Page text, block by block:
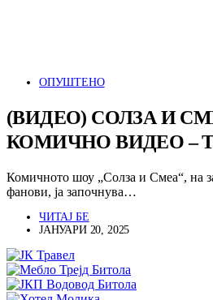
ОПУШТЕНО
(ВИДЕО) СОЛЗА И
КОМИЧНО ВИДЕО –
Комичното шоу „Солза и Смеа“, на
фанови, ја започнува…
ЧИТАЈ БЕ
ЈАНУАРИ 20, 2025